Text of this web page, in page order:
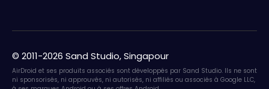
© 2011-2026 Sand Studio, Singapour
AirDroid et ses produits associés sont développés par Sand Studio. Ils ne sont
ni sponsorisés, ni approuvés, ni autorisés, ni affiliés ou associés à Google LLC,